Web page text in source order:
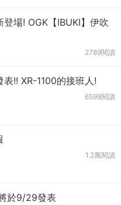
登場! OGK【IBUKI】伊吹
2789閱讀
表!! XR-1100的接班人!
6599閱讀
1.2萬閱讀
於9/29發表